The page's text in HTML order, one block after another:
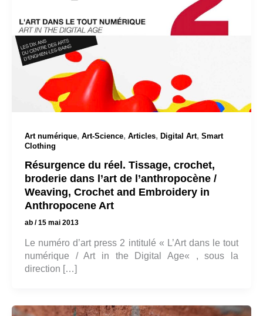
Art numérique, Art-Science, Articles, Digital Art, Smart
Clothing
Résurgence du réel. Tissage, crochet,
broderie dans l’art de l’anthropocène /
Weaving, Crochet and Embroidery in
Anthropocene Art
ab /15 mai 2013
Le numéro d’art press 2 intitulé « L’Art dans le tout
numérique / Art in the Digital Age« , sous la
direction […]